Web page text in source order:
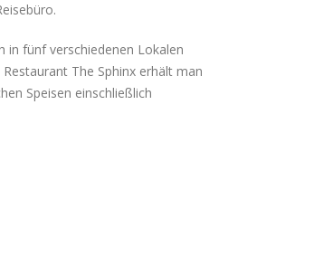
in fünf verschiedenen Lokalen
The Sphinx erhält man
Speisen einschließlich